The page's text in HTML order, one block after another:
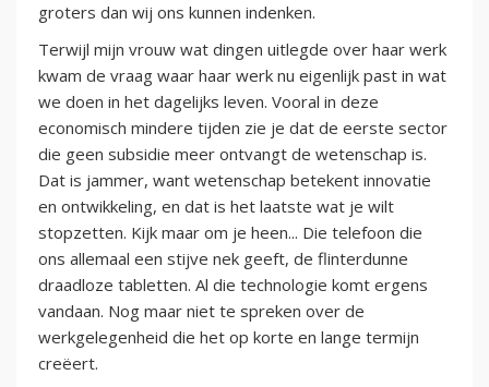
groters dan wij ons kunnen indenken.
Terwijl mijn vrouw wat dingen uitlegde over haar werk
kwam de vraag waar haar werk nu eigenlijk past in wat
we doen in het dagelijks leven. Vooral in deze
economisch mindere tijden zie je dat de eerste sector
die geen subsidie meer ontvangt de wetenschap is.
Dat is jammer, want wetenschap betekent innovatie
en ontwikkeling, en dat is het laatste wat je wilt
stopzetten. Kijk maar om je heen... Die telefoon die
ons allemaal een stijve nek geeft, de flinterdunne
draadloze tabletten. Al die technologie komt ergens
vandaan. Nog maar niet te spreken over de
werkgelegenheid die het op korte en lange termijn
creëert.